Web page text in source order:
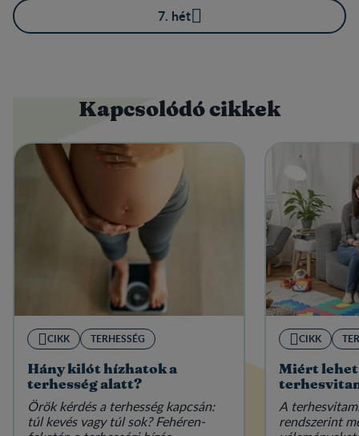
7. hét
Kapcsolódó cikkek
CIKK TERHESSÉG
Hány kilót hízhatok a
terhesség alatt?
Örök kérdés a terhesség kapcsán:
túl kevés vagy túl sok? Fehéren-
CIKK
Miért lehet
A
rendszerint